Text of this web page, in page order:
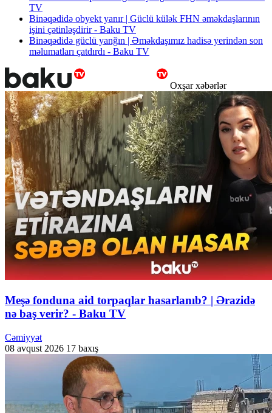
TV
Binəqədidə obyekt yanır | Güclü külək FHN əməkdaşlarının
işini çətinləşdirir - Baku TV
Binəqədidə güclü yanğın | Əməkdaşımız hadisə yerindən son
məlumatları çatdırdı - Baku TV
Oxşar xəbərlər
Meşə fonduna aid torpaqlar hasarlanıb? | Ərazidə
nə baş verir? - Baku TV
Cəmiyyət
08 avqust 2026 17 baxış